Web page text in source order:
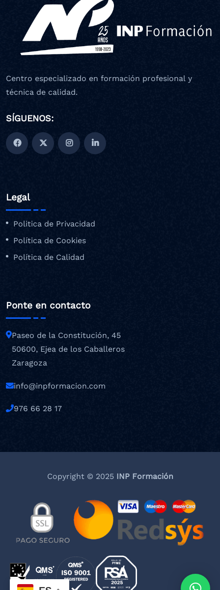
Centro especializado en formación profesional y
técnica de calidad.
SÍGUENOS:
Legal
Politica de Privacidad
Política de Cookies
Política de Calidad
Ponte en contacto
Paseo de la Constitución, 45
50600, Ejea de los Caballeros
Zaragoza
info@inpformacion.com
976 66 28 17
Copyright © 2025INP Formación